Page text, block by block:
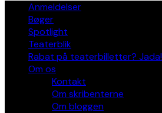
Anmeldelser
Bøger
Spotlight
Teaterblik
Rabat på teaterbilletter? Jada!
Om os
Kontakt
Om skribenterne
Om bloggen